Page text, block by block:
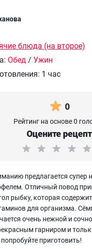
блюда (на второе)
Обед / Ужин
1 час
0
Рейтинг на основе 0
Оцените рецепт
предлагается супер
Отличный повод
рыбку, которая
для организма.
очень нежной и
гарниром и
приготовить!